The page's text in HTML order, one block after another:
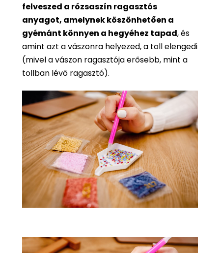
felveszed a rózsaszín ragasztós
anyagot, amelynek köszönhetően a
gyémánt könnyen a hegyéhez tapad, és
amint azt a vászonra helyezed, a toll elengedi
(mivel a vászon ragasztója erősebb, mint a
tollban lévő ragasztó).